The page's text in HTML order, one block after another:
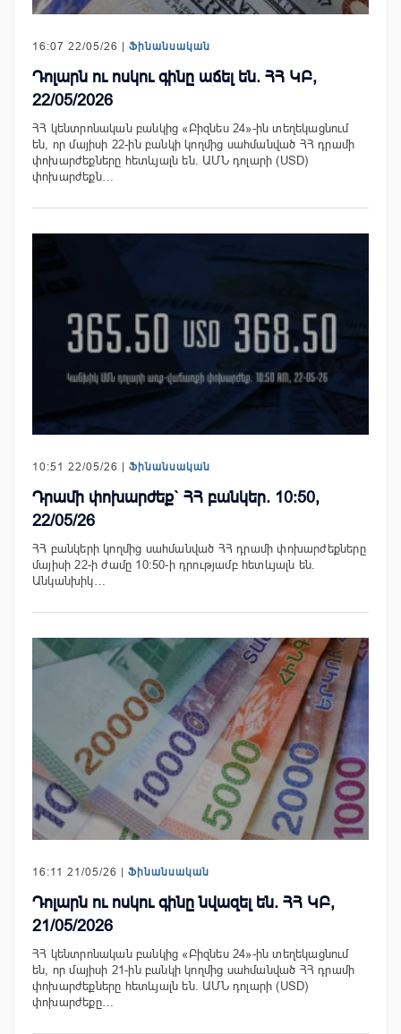
16:07 22/05/26 | Ֆինանսական
Դոլարն ու ոսկու գինը աճել են. ՀՀ ԿԲ,
22/05/2026
ՀՀ կենտրոնական բանկից «Բիզնես 24»-ին տեղեկացնում
են, որ մայիսի 22-ին բանկի կողմից սահմանված ՀՀ դրամի
փոխարժեքները հետևյալն են. ԱՄՆ դոլարի (USD)
փոխարժեքն…
10:51 22/05/26 | Ֆինանսական
Դրամի փոխարժեք` ՀՀ բանկեր. 10:50,
22/05/26
ՀՀ բանկերի կողմից սահմանված ՀՀ դրամի փոխարժեքները
մայիսի 22-ի ժամը 10:50-ի դրությամբ հետևյալն են.
Անկանխիկ…
16:11 21/05/26 | Ֆինանսական
Դոլարն ու ոսկու գինը նվազել են. ՀՀ ԿԲ,
21/05/2026
ՀՀ կենտրոնական բանկից «Բիզնես 24»-ին տեղեկացնում
են, որ մայիսի 21-ին բանկի կողմից սահմանված ՀՀ դրամի
փոխարժեքները հետևյալն են. ԱՄՆ դոլարի (USD)
փոխարժեքը…